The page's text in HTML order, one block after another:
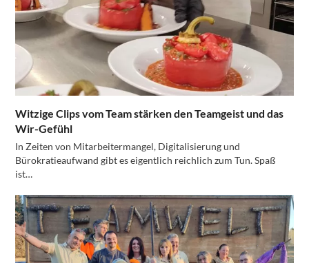
Witzige Clips vom Team stärken den Teamgeist und das
Wir-Gefühl
In Zeiten von Mitarbeitermangel, Digitalisierung und
Bürokratieaufwand gibt es eigentlich reichlich zum Tun. Spaß
ist…